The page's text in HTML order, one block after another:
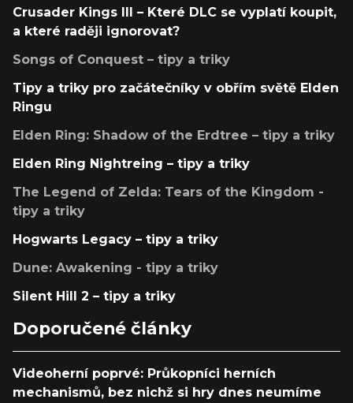
Crusader Kings III – Které DLC se vyplatí koupit,
a které raději ignorovat?
Songs of Conquest – tipy a triky
Tipy a triky pro začátečníky v obřím světě Elden
Ringu
Elden Ring: Shadow of the Erdtree – tipy a triky
Elden Ring Nightreing – tipy a triky
The Legend of Zelda: Tears of the Kingdom -
tipy a triky
Hogwarts Legacy – tipy a triky
Dune: Awakening - tipy a triky
Silent Hill 2 – tipy a triky
Doporučené články
Videoherní poprvé: Průkopníci herních
mechanismů, bez nichž si hry dnes neumíme